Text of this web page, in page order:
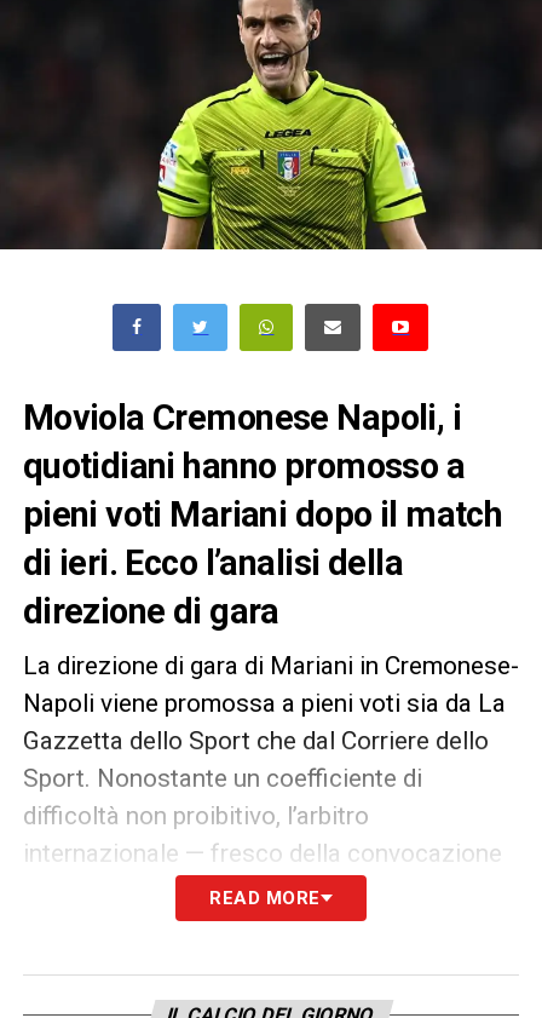
Moviola Cremonese Napoli, i
quotidiani hanno promosso a
pieni voti Mariani dopo il match
di ieri. Ecco l’analisi della
direzione di gara
La direzione di gara di Mariani in Cremonese-
Napoli viene promossa a pieni voti sia da La
Gazzetta dello Sport che dal Corriere dello
Sport. Nonostante un coefficiente di
difficoltà non proibitivo, l’arbitro
internazionale — fresco della convocazione
per i Mondiali 2026 — ha convinto per
autorevolezza, posizionamento e,
che il Corriere definisce da “maestro”.
READ MORE